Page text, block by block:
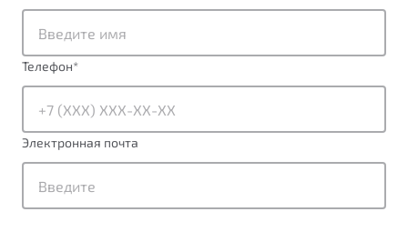
от 1 699 990 ₽*
Обзор В наличии
X70
Подробно
Автомобили в наличии
Тест-драйв
Спецпредложения
Будьте еще более уверены на дорогах с программой
Преимущества программы
Телефон*
Электронная почта